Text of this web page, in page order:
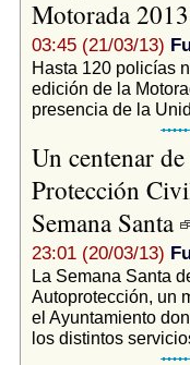
Motorada 2013
03:45 (21/03/13)
Hasta 120 policías
edición de la
presencia de la
Un centenar
Protección
Semana Santa
23:01 (20/03/13)
La Semana Santa
Autoprotección, un
el Ayuntamiento
los distintos